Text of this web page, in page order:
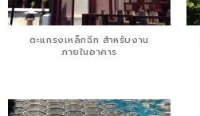
ตะแกรงเหล็กฉีก สำหรับงาน
ภายในอาคาร